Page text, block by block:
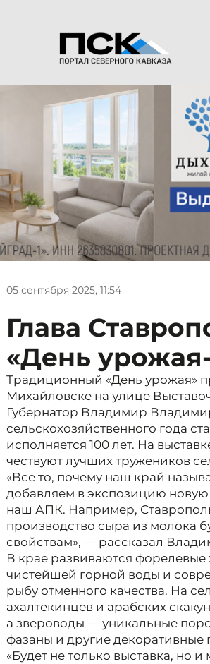
05 сентября 2025, 11:54
Глава
«День
Традиционный «День урожая»
Михайловске на улице
Губернатор Владимир
сельскохозяйственного года
исполняется 100 лет. На
чествуют лучших тружеников
«Все то, почему наш край
добавляем в экспозицию
наш АПК. Например,
производство сыра из молока
свойствам», — рассказал
В крае развиваются
чистейшей горной воды и
рыбу отменного качества. На
ахалтекинцев и арабских
а звероводы — уникальные
фазаны и другие декоративные
«Будет не только выставка, но